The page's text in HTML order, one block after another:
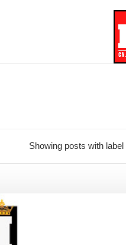
Showing posts with label